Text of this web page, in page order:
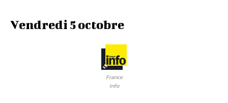
Vendredi 5 octobre
France
Info